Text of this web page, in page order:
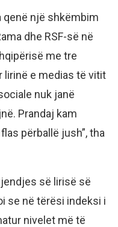
qenë një shkëmbim
dhe RSF-së në
me tre
lirinë e medias të vitit
nuk janë
Prandaj kam
përballë jush”, tha
së lirisë së
se në tërësi indeksi i
nivelet më të